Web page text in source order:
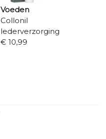
Voeden
Collonil
lederverzorging
€ 10,99